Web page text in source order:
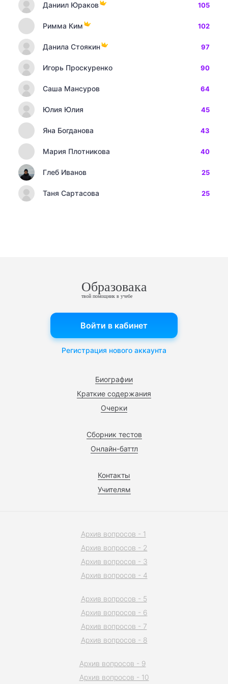
Даниил Юраков 105
Римма Ким 102
Данила Стоякин 97
Игорь Проскуренко 90
Саша Мансуров 64
Юлия Юлия 45
Яна Богданова 43
Мария Плотникова 40
Глеб Иванов 25
Таня Сартасова 25
Образовака
твой помощник в учебе
Биографии
Краткие содержания
Очерки
Сборник тестов
Онлайн-баттл
Контакты
Учителям
Войти в кабинет
Регистрация нового аккаунта
Архив вопросов - 1
Архив вопросов - 2
Архив вопросов - 3
Архив вопросов - 4
Архив вопросов - 5
Архив вопросов - 6
Архив вопросов - 7
Архив вопросов - 8
Архив вопросов - 9
Архив вопросов - 10